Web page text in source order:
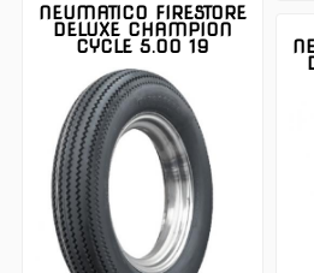
NEUMATICO FIRESTORE
DELUXE CHAMPION
CYCLE 5.00 19